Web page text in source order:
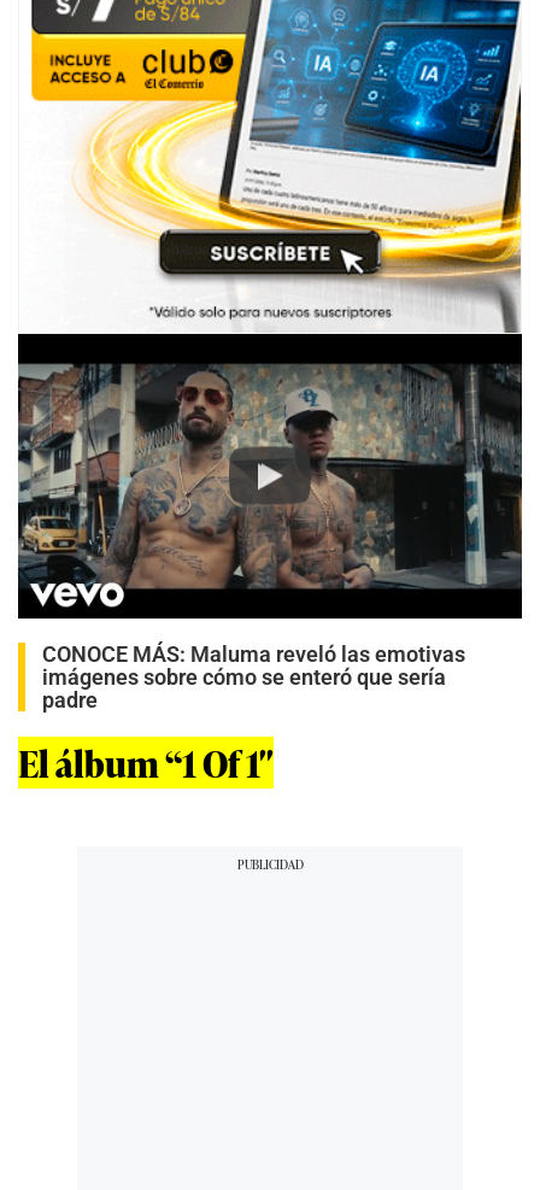
Play
CONOCE MÁS: Maluma reveló las emotivas
imágenes sobre cómo se enteró que sería
padre
El álbum “1 Of 1″